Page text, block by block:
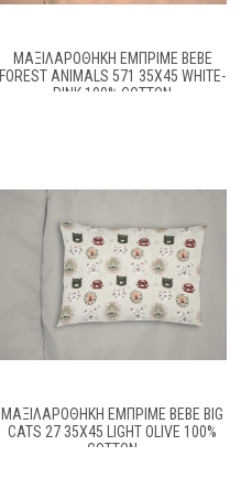
ΜΑΞΙΛΑΡΟΘΉΚΗ ΕΜΠΡΙΜΈ BEBE
FOREST ANIMALS 571 35X45 WHITE-
PINK 100% COTTON
ΜΑΞΙΛΑΡΟΘΉΚΗ ΕΜΠΡΙΜΈ BEBE BIG
CATS 27 35X45 LIGHT OLIVE 100%
COTTON